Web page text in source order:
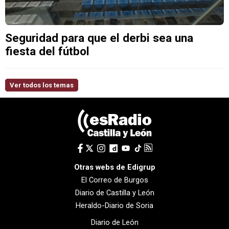
Seguridad para que el derbi sea una
fiesta del fútbol
Ver todos los temas
Otras webs de Edigrup
El Correo de Burgos
Diario de Castilla y León
Heraldo-Diario de Soria
Diario de León